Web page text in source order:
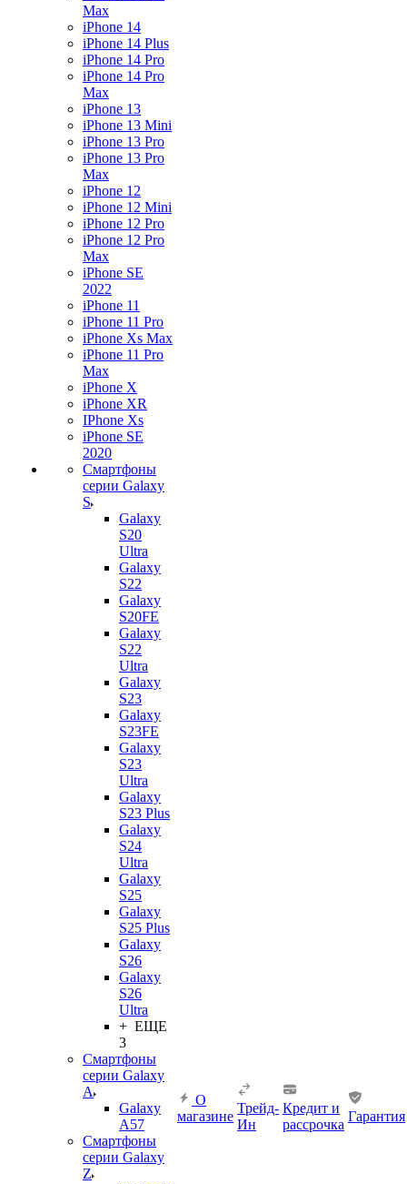
Max
iPhone 14
iPhone 14 Plus
iPhone 14 Pro
iPhone 14 Pro
Max
iPhone 13
iPhone 13 Mini
iPhone 13 Pro
iPhone 13 Pro
Max
iPhone 12
iPhone 12 Mini
iPhone 12 Pro
iPhone 12 Pro
Max
iPhone SE
2022
iPhone 11
iPhone 11 Pro
iPhone Xs Max
iPhone 11 Pro
Max
iPhone X
iPhone XR
IPhone Xs
iPhone SE
2020
Смартфоны
серии Galaxy
S
Galaxy
S20
Ultra
Galaxy
S22
Galaxy
S20FE
Galaxy
S22
Ultra
Galaxy
S23
Galaxy
S23FE
Galaxy
S23
Ultra
Galaxy
S23 Plus
Galaxy
S24
Ultra
Galaxy
S25
Galaxy
S25 Plus
Galaxy
S26
Galaxy
S26
Ultra
+ ЕЩЕ
3
Смартфоны
серии Galaxy
A
Galaxy
A57
Смартфоны
серии Galaxy
Z
О
магазине
Трейд-
Ин
Кредит и
рассрочка
Гарантия